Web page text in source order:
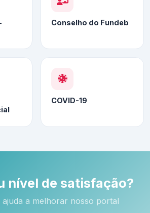
Conselho do Fundeb
COVID-19
nível de satisfação?
ajuda a melhorar nosso portal